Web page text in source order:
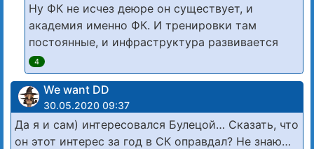
Ну ФК не исчез деюре он существует, и
академия именно ФК. И тренировки там
постоянные, и инфраструктура развивается
4
We want DD
30.05.2020 09:37
Да я и сам) интересовался Булецой… Сказать, что
он этот интерес за год в СК оправдал? Не знаю…